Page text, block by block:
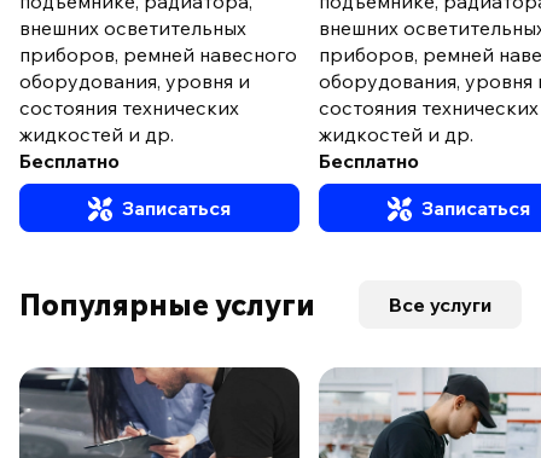
внешних осветительных
приборов, ремней навесного
оборудования, уровня и
состояния технических
жидкостей и др.
Бесплатно
Записаться
внешних
приборов, ремней
оборудования, уровня
состояния технических
жидкостей и др.
Бесплатно
Записаться
Популярные услуги Все услуги